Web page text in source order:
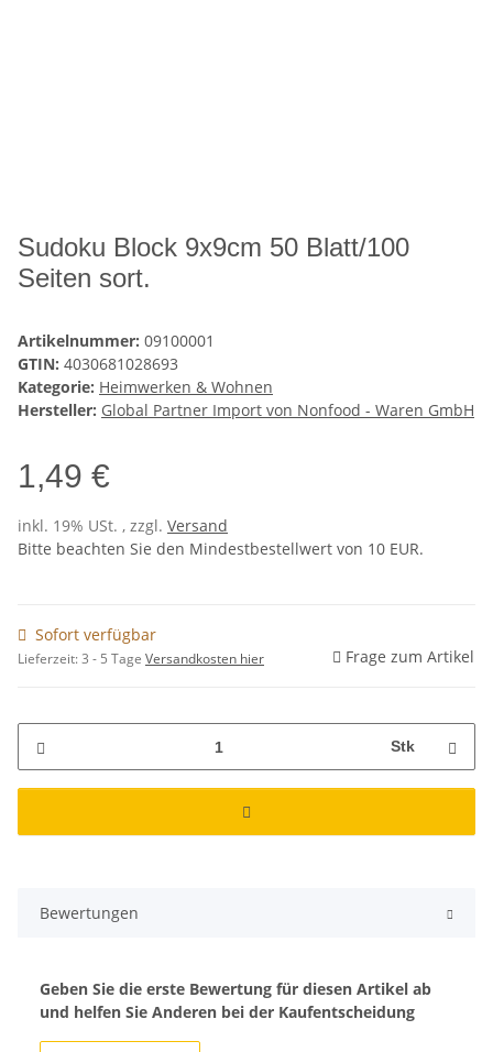
Sudoku Block 9x9cm 50 Blatt/100
Seiten sort.
Artikelnummer: 09100001
GTIN: 4030681028693
Kategorie: Heimwerken & Wohnen
Hersteller: Global Partner Import von Nonfood - Waren GmbH
1,49 €
inkl. 19% USt. , zzgl. Versand
Bitte beachten Sie den Mindestbestellwert von 10 EUR.
Sofort verfügbar
Lieferzeit:3 - 5 Tage Versandkosten hier Frage zum Artikel
Stk
Bewertungen
Geben Sie die erste Bewertung für diesen Artikel ab
und helfen Sie Anderen bei der Kaufentscheidung